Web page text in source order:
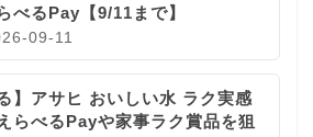
べるPay【9/11まで】
09-11
】アサヒ おいしい水 ラク実感
らべるPayや家事ラク賞品を狙